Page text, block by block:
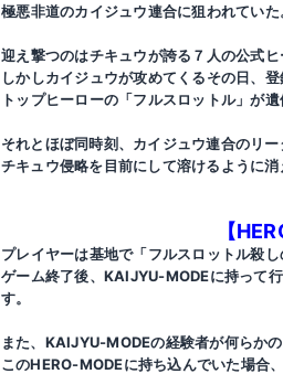
極悪非道のカイジュウ連合に狙われていた
迎え撃つのはチキュウが誇る７人の公式ヒ
しかしカイジュウが攻めてくるその日、
トップヒーローの「フルスロットル」が遺
それとほぼ同時刻、カイジュウ連合のリ
チキュウ侵略を目前にして溶けるように消
【
プレイヤーは基地で「フルスロットル殺し
ゲーム終了後、KAIJYU-MODEに持って
す。
また、KAIJYU-MODEの経験者が何らか
このHERO-MODEに持ち込んでいた場合、